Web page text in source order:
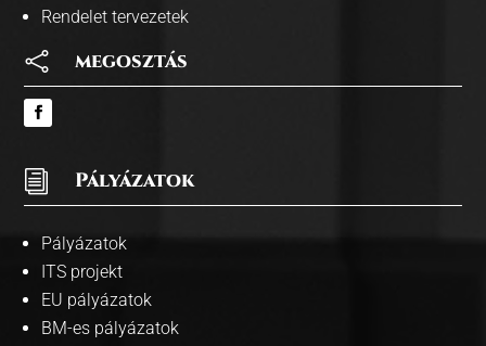
Rendelet tervezetek
 megosztás
i Pályázatok
Pályázatok
ITS projekt
EU pályázatok
BM-es pályázatok